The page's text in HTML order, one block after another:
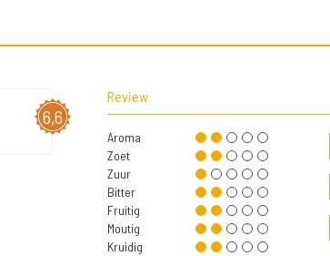
6,6
Review
Aroma
Zoet
Zuur
Bitter
Fruitig
Moutig
Kruidig